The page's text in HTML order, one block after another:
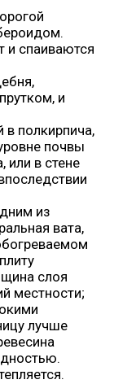
и спаиваются
и
полкирпича,
почвы
или в стене
из
вата,
слоя
местности;
лучше